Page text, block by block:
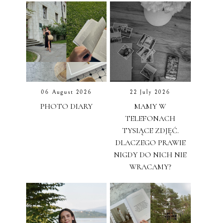
06 August 2026
PHOTO DIARY
22 July 2026
MAMY W
TELEFONACH
TYSIĄCE ZDJĘĆ.
DLACZEGO PRAWIE
NIGDY DO NICH NIE
WRACAMY?